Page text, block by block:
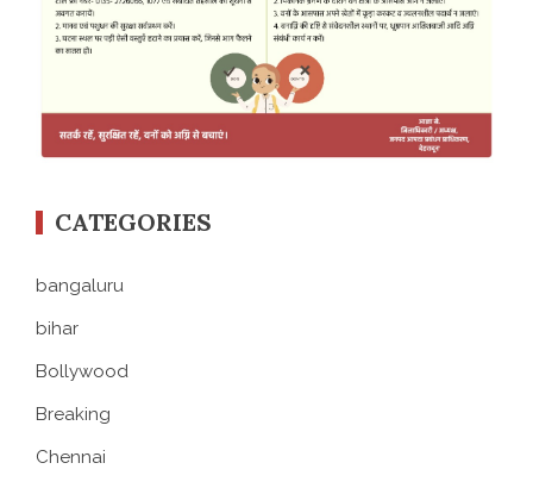
CATEGORIES
bangaluru
bihar
Bollywood
Breaking
Chennai